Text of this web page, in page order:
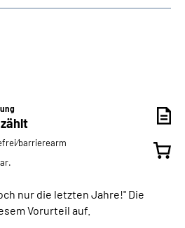
nur die letzten Jahre!" Die
Vorurteil auf.